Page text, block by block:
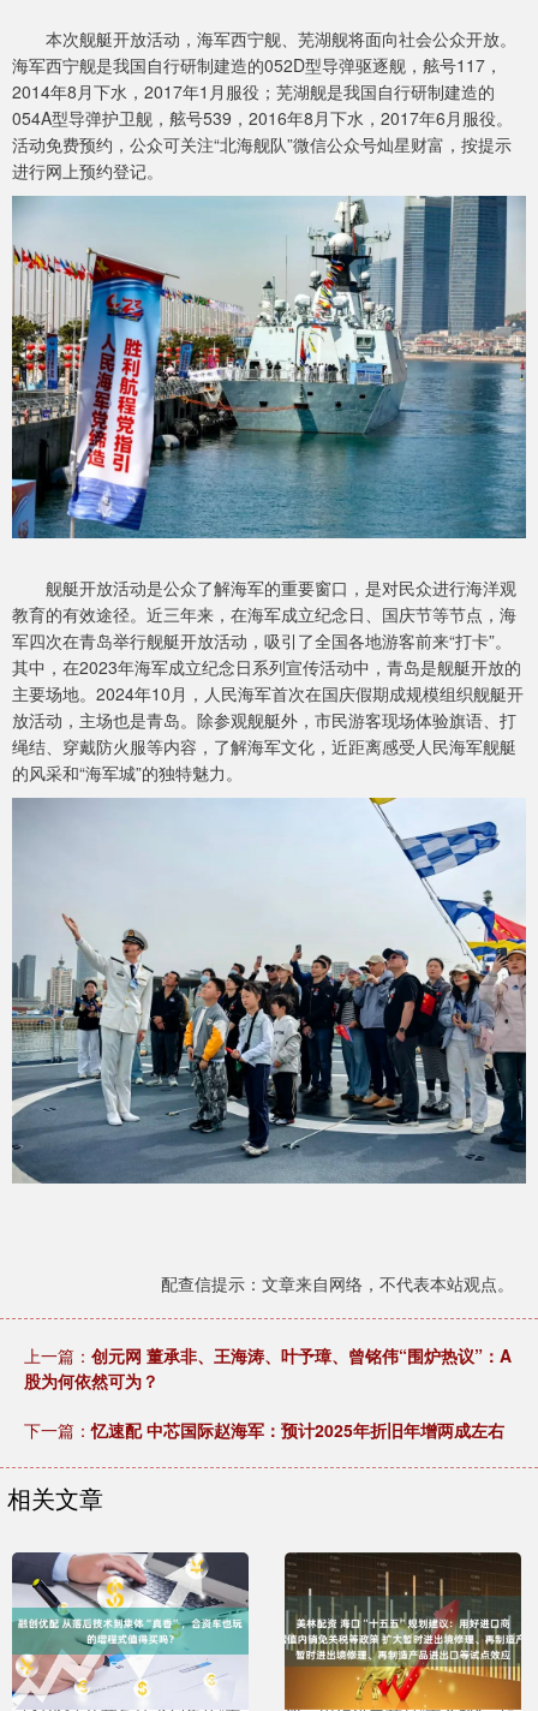
本次舰艇开放活动，海军西宁舰、芜湖舰将面向社会公众开放。
海军西宁舰是我国自行研制建造的052D型导弹驱逐舰，舷号117，
2014年8月下水，2017年1月服役；芜湖舰是我国自行研制建造的
054A型导弹护卫舰，舷号539，2016年8月下水，2017年6月服役。
活动免费预约，公众可关注“北海舰队”微信公众号灿星财富，按提示
进行网上预约登记。
舰艇开放活动是公众了解海军的重要窗口，是对民众进行海洋观
教育的有效途径。近三年来，在海军成立纪念日、国庆节等节点，海
军四次在青岛举行舰艇开放活动，吸引了全国各地游客前来“打卡”。
其中，在2023年海军成立纪念日系列宣传活动中，青岛是舰艇开放的
主要场地。2024年10月，人民海军首次在国庆假期成规模组织舰艇开
放活动，主场也是青岛。除参观舰艇外，市民游客现场体验旗语、打
绳结、穿戴防火服等内容，了解海军文化，近距离感受人民海军舰艇
的风采和“海军城”的独特魅力。
配查信提示：文章来自网络，不代表本站观点。
上一篇： 创元网 董承非、王海涛、叶予璋、曾铭伟“围炉热议”：A
股为何依然可为？
下一篇：忆速配 中芯国际赵海军：预计2025年折旧年增两成左右
相关文章
美林配资 海口“十五五”规划建